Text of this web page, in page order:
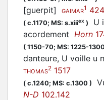
[guerpit]
GAIMAR1
( c.1170; MS: s.xiiiex ) U
acordement Horn
( 1150-70; MS: 1225-
danteure, U voille u
THOMAS2 1517
( c.1240; MS: c.1300 )
N-D 102.142